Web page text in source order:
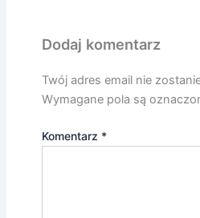
Dodaj komentarz
Twój adres email nie
Wymagane pola są
Komentarz *